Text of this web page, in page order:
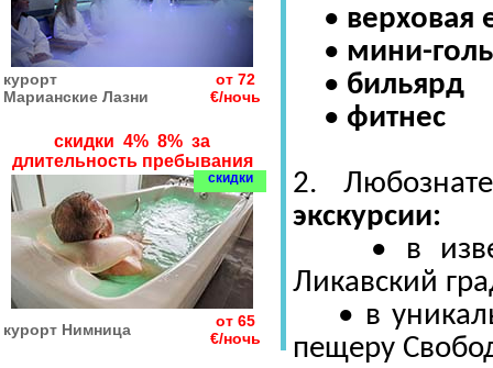
курорт
Марианские Лазни
от 72
€/ночь
скидки 4% 8% за
длительность пребывания
скидки
курорт Нимница
от 65
€/ночь
• верховая
• мини-
• бильярд
• фитнес
2.
экскурсии:
• в
Ликавский
• в
пещеру